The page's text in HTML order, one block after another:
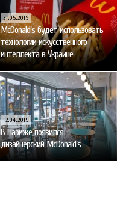
31.05.2019
McDonald’s будет использовать
технологии искусственного
интеллекта в Украине
12.04.2019
В Париже появился
дизайнерский McDonald’s